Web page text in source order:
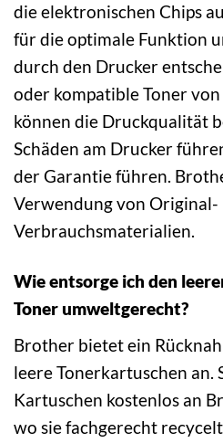
die elektronischen Chips
für die optimale Funktion
durch den Drucker
oder kompatible Toner
können die Druckqualität
Schäden am Drucker
der Garantie führen.
Verwendung von Original-
Verbrauchsmaterialien.
Wie entsorge ich den
Toner umweltgerecht?
Brother bietet ein
leere Tonerkartuschen an.
Kartuschen kostenlos an
wo sie fachgerecht